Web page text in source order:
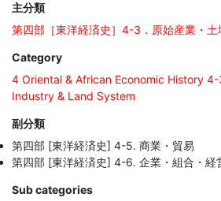
主分類
第四部［東洋経済史］4-3．原始産業・土
Category
4 Oriental & African Economic History
Industry & Land System
副分類
第四部 [東洋経済史] 4-5. 商業・貿易
第四部 [東洋経済史] 4-6. 企業・組合・経
Sub categories